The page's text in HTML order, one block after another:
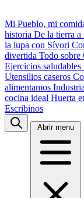
Mi Pueblo, mi
historia De la tierra a
la lupa con Sívori
divertida Todo sobre
Ejercicios saludables
Utensilios caseros
alimentamos
cocina ideal Huerta
Escribinos
Abrir menu